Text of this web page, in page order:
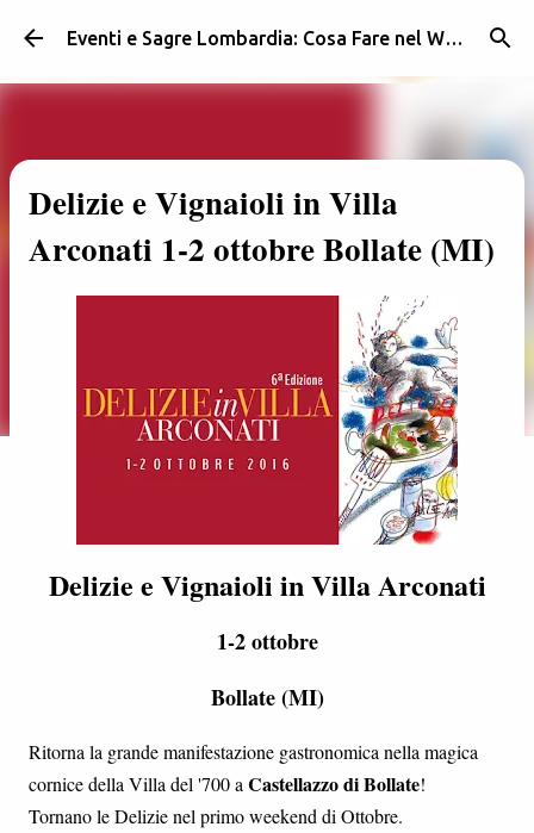
Passa ai contenuti principali Eventi e Sagre Lombardia: Cosa Fare nel Weekend | Weekendidea
Delizie e Vignaioli in Villa
Arconati 1-2 ottobre Bollate (MI)
Delizie e Vignaioli in Villa Arconati
1-2 ottobre
Bollate (MI)
Ritorna la grande manifestazione gastronomica nella magica
cornice della Villa del '700 aCastellazzo di Bollate!
Tornano le Delizie nel primo weekend di Ottobre.